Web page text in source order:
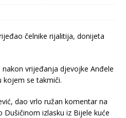
vrijeđanja djevojke Anđele
kojem se takmiči.
dao vrlo ružan komentar na
Dušičinom izlasku iz Bijele kuće